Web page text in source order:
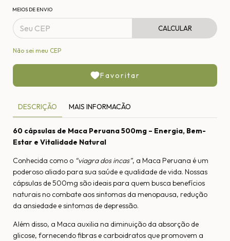
MEIOS DE ENVIO
CALCULAR
Não sei meu CEP
Favoritar
DESCRIÇÃO MAIS INFORMACÃO
60 cápsulas de Maca Peruana 500mg – Energia, Bem-
Estar e Vitalidade Natural
Conhecida como o “viagra dos incas”, a Maca Peruana é um
poderoso aliado para sua saúde e qualidade de vida. Nossas
cápsulas de 500mg são ideais para quem busca benefícios
naturais no combate aos sintomas da menopausa, redução
da ansiedade e sintomas de depressão.
Além disso, a Maca auxilia na diminuição da absorção de
glicose, fornecendo fibras e carboidratos que promovem a